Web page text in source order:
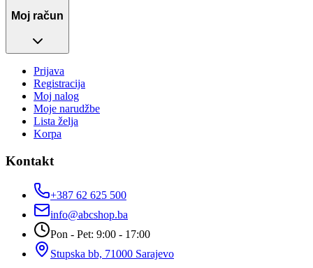
Moj račun
Prijava
Registracija
Moj nalog
Moje narudžbe
Lista želja
Korpa
Kontakt
+387 62 625 500
info@abcshop.ba
Pon - Pet: 9:00 - 17:00
Stupska bb, 71000 Sarajevo